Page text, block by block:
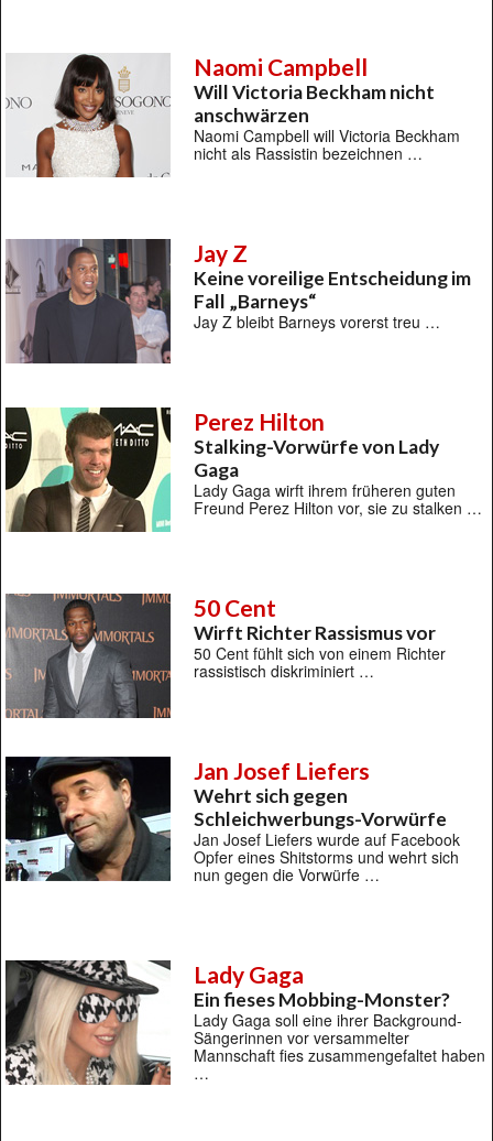
Naomi Campbell
Will Victoria Beckham nicht
anschwärzen
Naomi Campbell will Victoria Beckham
nicht als Rassistin bezeichnen …
Jay Z
Keine voreilige Entscheidung im
Fall „Barneys“
Jay Z bleibt Barneys vorerst treu …
Perez Hilton
Stalking-Vorwürfe von Lady
Gaga
Lady Gaga wirft ihrem früheren guten
Freund Perez Hilton vor, sie zu stalken …
50 Cent
Wirft Richter Rassismus vor
50 Cent fühlt sich von einem Richter
rassistisch diskriminiert …
Jan Josef Liefers
Wehrt sich gegen
Schleichwerbungs-Vorwürfe
Jan Josef Liefers wurde auf Facebook
Opfer eines Shitstorms und wehrt sich
nun gegen die Vorwürfe …
Lady Gaga
Ein fieses Mobbing-Monster?
Lady Gaga soll eine ihrer Background-
Sängerinnen vor versammelter
Mannschaft fies zusammengefaltet haben
…